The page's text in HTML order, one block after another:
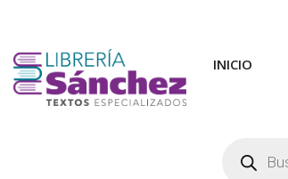
INICIO
productos